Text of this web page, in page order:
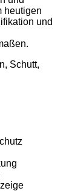
heutigen
und
Schutt,